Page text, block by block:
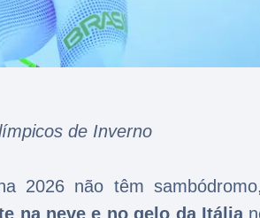
de Inverno
2026 não têm
na neve e no gelo da Itália